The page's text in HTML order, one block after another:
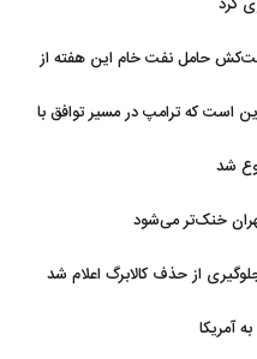
ردیابی کشتیرانی کپلر: تنها ۶ نفت‌کش حامل نفت خام این هفته از
این است که ترامپ در مسیر توافق با
شد
خنک‌تر می‌شود
از حذف کالابرگ اعلام شد
آمریکا